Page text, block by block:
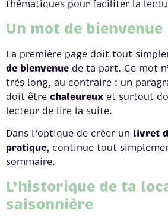
thématiques pour faciliter la
Un mot de bienvenue
La première page doit tout
de bienvenue de ta part. Ce mot
très long, au contraire : un
doit être chaleureux et surtout
lecteur de lire la suite.
Dans l’optique de créer un livret
pratique, continue tout
sommaire.
L’historique de ta
saisonnière